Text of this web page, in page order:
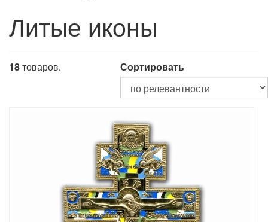
Литые иконы
18товаров. Сортировать